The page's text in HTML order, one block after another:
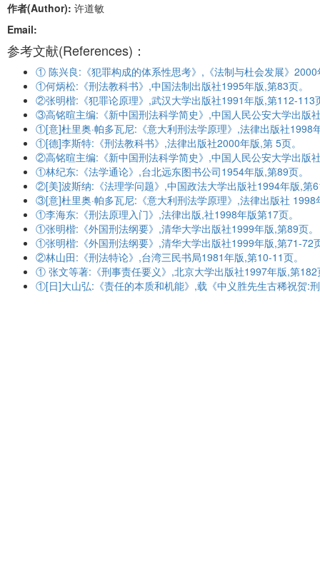
作者(Author): 许道敏
Email:
参考文献(References)：
① 陈兴良:《犯罪构成的体系性思考》,《法制与杜会发展》2000
①何炳松:《刑法教科书》,中国法制出版社1995年版,第83页。
②张明楷:《犯罪论原理》,武汉大学出版社1991年版,第112-113
③高铭暄主编:《新中国刑法科学简史》,中国人民公安大学出版
①[意]杜里奥·帕多瓦尼:《意大利刑法学原理》,法律出版社1998
①[德]李斯特:《刑法教科书》,法律出版社2000年版,第 5页。
②高铭暄主编:《新中国刑法科学简史》,中国人民公安大学出版
①林纪东:《法学通论》,台北远东图书公司1954年版,第89页。
②[美]波斯纳:《法理学问题》,中国政法大学出版社1994年版,第
③[意]杜里奥·帕多瓦尼:《意大利刑法学原理》,法律出版社 1998
①李海东:《刑法原理入门》,法律出版,社1998年版第17页。
①张明楷:《外国刑法纲要》,清华大学出版社1999年版,第89页。
①张明楷:《外国刑法纲要》,清华大学出版社1999年版,第71-72
②林山田:《刑法特论》,台湾三民书局1981年版,第10-11页。
① 张文等著:《刑事责任要义》,北京大学出版社1997年版,第182
①[日]大山弘:《责任的本质和机能》,载《中义胜先生古稀祝贺: